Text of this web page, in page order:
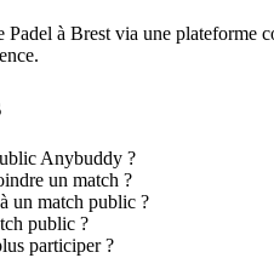
à Brest via une plateforme
Anybuddy ?
un match ?
un match public ?
public ?
participer ?